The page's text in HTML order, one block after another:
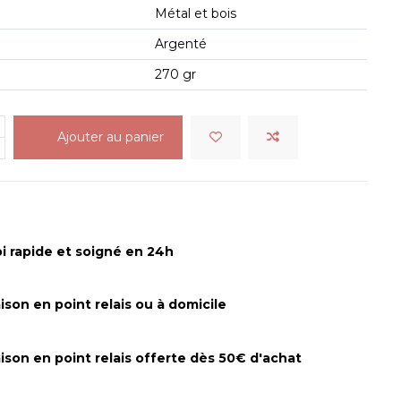
Métal et bois
Argenté
270 gr
Ajouter au panier
rapide et soigné en 24h
en point relais ou à domicile
en point relais offerte dès 50€ d'achat